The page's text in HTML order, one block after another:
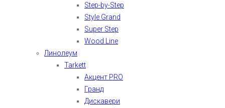
Step-by-Step
Style Grand
Super Step
Wood Line
Линолеум
Tarkett
Акцент PRO
Гранд
Дискавери